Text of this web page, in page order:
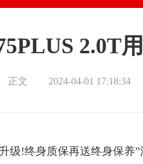
2.0T
正文 2024-04-01 17:18:34
级!终身质保再送终身保养